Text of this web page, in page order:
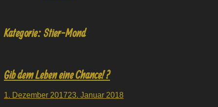
Kategorie: Stier-Mond
Gib dem Leben eine Chance! ?
Veröffentlicht
1. Dezember 201723. Januar 2018